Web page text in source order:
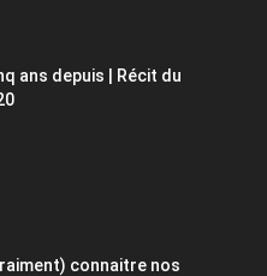
ans depuis | Récit du
connaitre nos